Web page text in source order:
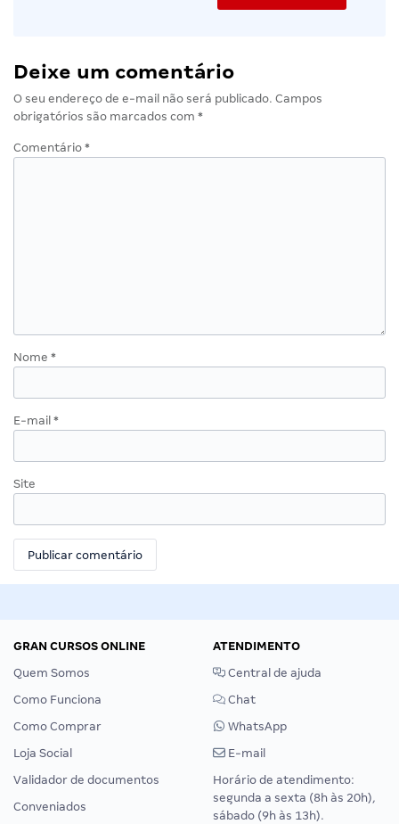
Deixe um comentário
O seu endereço de e-mail não será publicado. Campos
obrigatórios são marcados com *
Comentário *
Nome *
E-mail *
Site
GRAN CURSOS ONLINE
Quem Somos
Como Funciona
Como Comprar
Loja Social
Validador de documentos
Conveniados
ATENDIMENTO
Central de ajuda
Chat
WhatsApp
E-mail
Horário de atendimento:
segunda a sexta (8h às 20h),
sábado (9h às 13h).